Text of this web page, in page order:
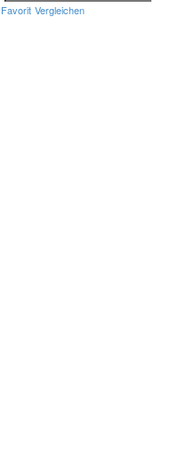
Favorit Vergleichen